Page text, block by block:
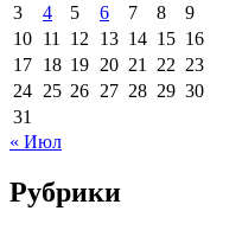
3
4 5 6 7 8
9
10 11 12 13 14 15 16
17 18 19 20 21 22 23
24 25 26 27 28 29 30
31
« Июл
Рубрики